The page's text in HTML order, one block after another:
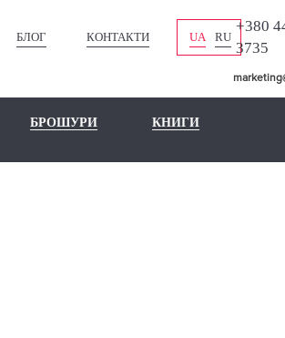
БЛОГ КОНТАКТИ UA RU
+380
3735
БРОШУРИ
КНИГИ